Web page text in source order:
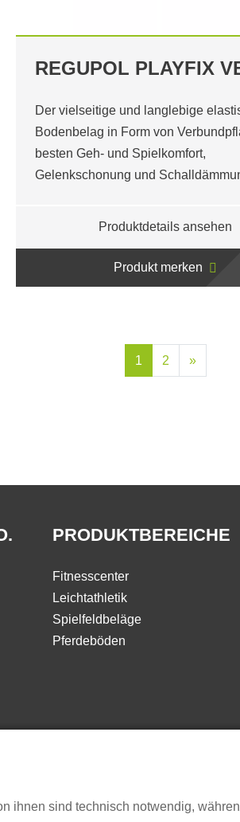
REGUPOL PLAYFIX
Der vielseitige und langlebige
Bodenbelag in Form von
besten Geh- und Spielkomfort,
Gelenkschonung und
Produktdetails ansehen
Produkt merken
1 2 »
PRODUKTBEREICHE
Fitnesscenter
Leichtathletik
Spielfeldbeläge
Pferdeböden
ihnen sind technisch notwendig,